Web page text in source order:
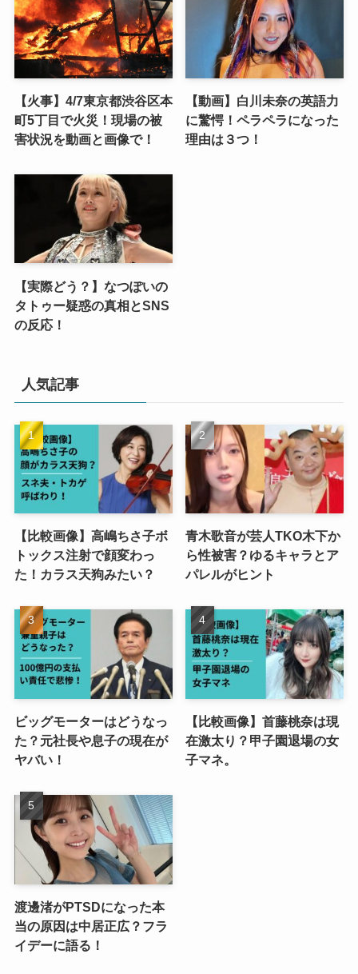
【火事】4/7東京都渋谷区本
町5丁目で火災！現場の被
害状況を動画と画像で！
【動画】白川未奈の英語力
に驚愕！ペラペラになった
理由は３つ！
【実際どう？】なつぽいの
タトゥー疑惑の真相とSNS
の反応！
人気記事
【比較画像】高嶋ちさ子ボ
トックス注射で顔変わっ
た！カラス天狗みたい？
青木歌音が芸人TKO木下か
ら性被害？ゆるキャラとア
パレルがヒント
ビッグモーターはどうなっ
た？元社長や息子の現在が
ヤバい！
【比較画像】首藤桃奈は現
在激太り？甲子園退場の女
子マネ。
渡邊渚がPTSDになった本
当の原因は中居正広？フラ
イデーに語る！